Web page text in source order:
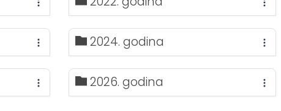
2024. godina
2026. godina